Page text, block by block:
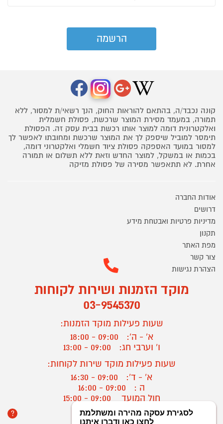
קונה נכבד/ה, בהתאם להוראות החוק, הנך רשאי/ת למסור, ללא
תמורה, במעמד מסירת המוצר שרכשת, פסולת חשמלית
ואלקטרונית דומה למוצר אותו רכשת בבית עסק זה. הפסולת
תימסר למוביל שיספק לך את המוצר שרכשת ומחובתו לאפשר לך
למסור במועד האספקה פסולת ציוד חשמלי ואלקטרוני דומה,
בכמות או במשקל, למוצר החדש וזאת ללא תשלום או תמורה
אחרת. לא תתאפשר מסירה של פסולת מזיקה
אודות החברה
דרושים
מדיניות פרטיות ואבטחת מידע
תקנון
מפת האתר
צור קשר
הצהרת נגישות
מוקד הזמנות ושירות לקוחות
03-9545370
שעות פעילות מוקד הזמנות:
א' - ה':
09:00 - 18:00
ו' וערבי חג:
09:00 - 13:00
שעות פעילות מוקד שירות לקוחות:
א' - ד':
09:00 - 16:30
ה :
09:00 - 16:00
חול המועד
? יצירת קשר/ביטול הזמנה